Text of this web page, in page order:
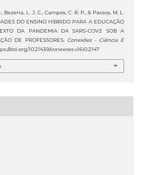
Bezerra, L. J. C., Campos, C. R. P., & Passos, M. L.
DO ENSINO HÍBRIDO PARA A EDUCAÇÃO
DA PANDEMIA DA SARS-COV2 SOB A
DE PROFESSORES.
Conexões - Ciência E
doi.org/10.21439/conexoes.v16i0.2147